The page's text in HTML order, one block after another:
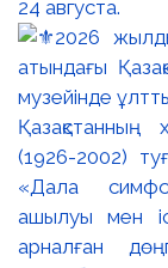
24 августа.